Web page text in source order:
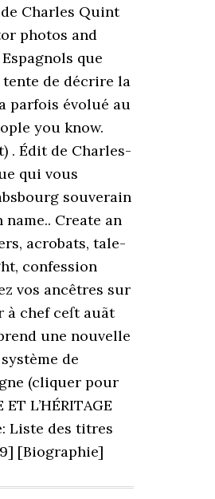
Charles Quint
photos and
que
de décrire la
parfois évolué au
you know.
. Édit de Charles-
qui vous
souverain
Create an
acrobats, tale-
confession
vos ancêtres sur
à chef ceſt auãt
une nouvelle
de
(cliquer pour
L’HÉRITAGE
Liste des titres
[Biographie]